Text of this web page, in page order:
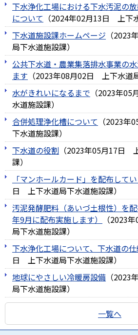
下水浄化工場における下水汚泥の
について （2024年02月13日 上下
下水道施設課ホームページ （2023
局下水道施設課）
公共下水道・農業集落排水事業の
ます （2023年08月02日 上下水道
水がきれいになるまで （2023年05
水道施設課）
合併処理浄化槽について （2023年
下水道施設課）
下水道の役割 （2023年05月17日
課）
「マンホールカード」を配布して
日
上下水道局下水道施設課）
汚泥発酵肥料（あいづ土根性）を
年9月に配布実施します）
（2023年
局下水道施設課）
下水浄化工場について、下水道の
日
上下水道局下水道施設課）
地球にやさしい冷暖房設備 （2023
局下水道施設課）
一覧へ